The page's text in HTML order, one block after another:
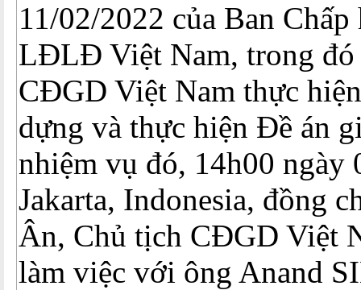
11/02/2022 của Ban Chấp
LĐLĐ Việt Nam, trong đó
CĐGD Việt Nam thực
dựng và thực hiện Đề án
nhiệm vụ đó, 14h00 ngày
Jakarta, Indonesia, đồng
Ân, Chủ tịch CĐGD Việt
làm việc với ông Anand